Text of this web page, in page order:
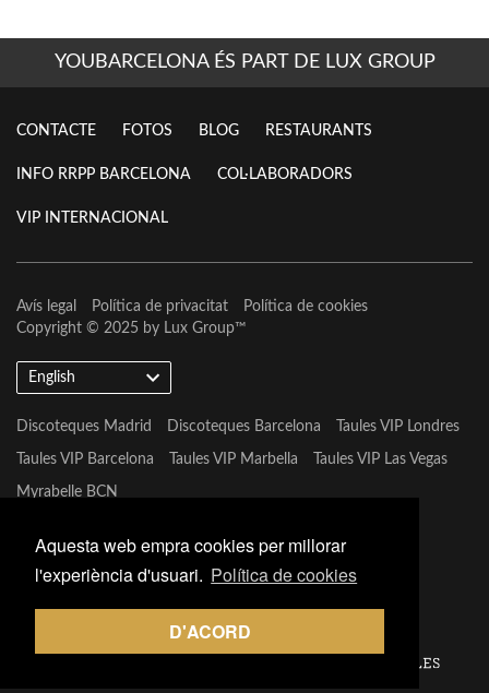
Aquesta web empra cookies per millorar
l'experiència d'usuari. Política de cookies
D'ACORD
YOUBARCELONA ÉS PART DE LUX GROUP
CONTACTE FOTOS BLOG RESTAURANTS
INFO RRPP BARCELONA COL·LABORADORS
VIP INTERNACIONAL
Avís legal Política de privacitat
Política de cookies
Copyright © 2025 by Lux Group™
English
Discoteques Madrid Discoteques Barcelona Taules VIP Londres
Taules VIP Barcelona Taules VIP Marbella Taules VIP Las Vegas
Myrabelle BCN